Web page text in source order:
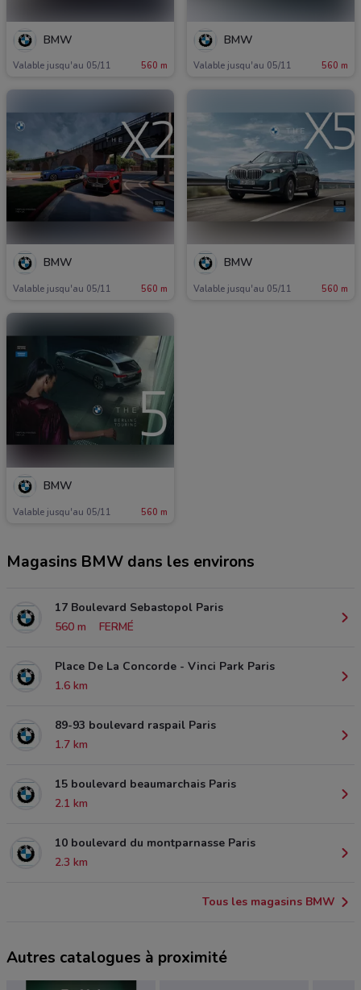
BMW
Valable jusqu'au 05/11 560 m
BMW
Valable jusqu'au 05/11 560 m
BMW
Valable jusqu'au 05/11 560 m
BMW
Valable jusqu'au 05/11 560 m
BMW
Valable jusqu'au 05/11 560 m
Magasins BMW dans les environs
17 Boulevard Sebastopol Paris
560 m
FERMÉ
Place De La Concorde - Vinci Park Paris
1.6 km
89-93 boulevard raspail Paris
1.7 km
15 boulevard beaumarchais Paris
2.1 km
10 boulevard du montparnasse Paris
2.3 km
Tous les magasins BMW
Autres catalogues à proximité